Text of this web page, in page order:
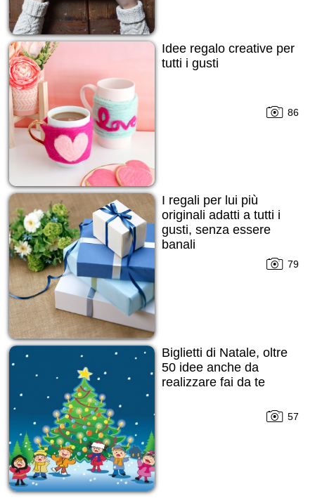
Idee regalo creative per
tutti i gusti
86
I regali per lui più
originali adatti a tutti i
gusti, senza essere
banali
79
Biglietti di Natale, oltre
50 idee anche da
realizzare fai da te
57